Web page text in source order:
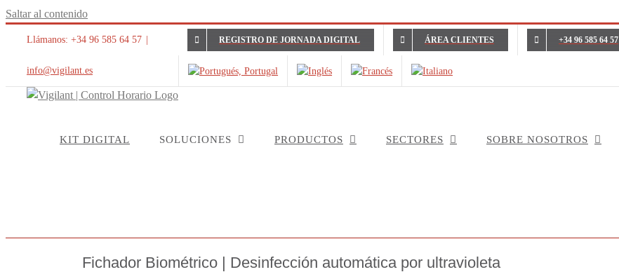
Saltar al contenido
Llámanos: +34 96 585 64 57
info@vigilant.es
REGISTRO DE JORNADA DIGITAL ÁREA CLIENTES +34 96 585 64 57
KIT DIGITAL SOLUCIONES PRODUCTOS SECTORES SOBRE NOSOTROS
Fichador Biométrico | Desinfección automática por ultravioleta